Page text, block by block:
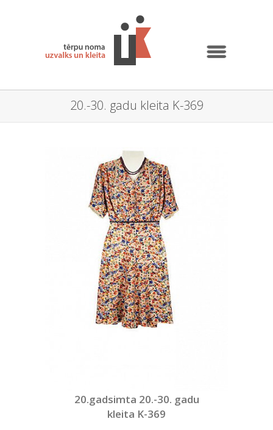
20.-30. gadu kleita K-369
20.gadsimta 20.-30. gadu
kleita K-369